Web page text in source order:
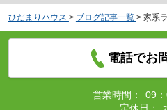
ひだまりハウス > ブログ記事一覧 > 家系
電話でお
営業時間：
09